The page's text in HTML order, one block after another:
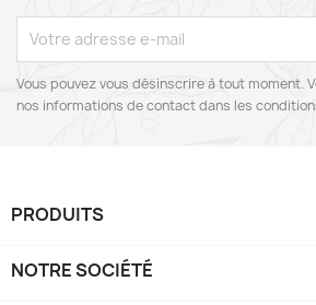
Vous pouvez vous désinscrire à tout moment.
nos informations de contact dans les
PRODUITS
NOTRE SOCIÉTÉ